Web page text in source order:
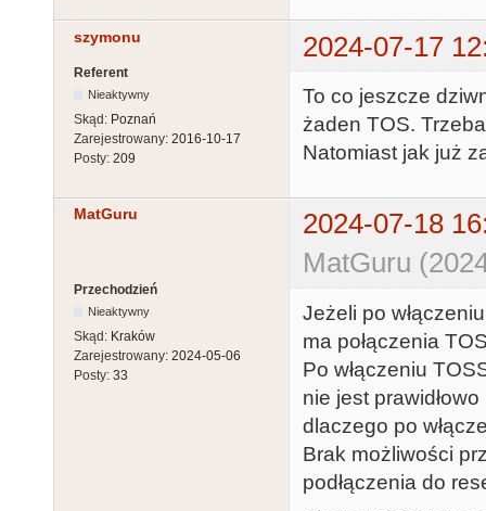
szymonu 2024-07-17
Referent
Nieaktywny
Skąd: Poznań
Zarejestrowany: 2016-10-17
Posty: 209
To co jeszcze
żaden TOS.
Natomiast jak już
MatGuru
2024-07-18
MatGuru
Przechodzień
Nieaktywny
Skąd: Kraków
Zarejestrowany: 2024-05-06
Posty: 33
Jeżeli po
ma połączenia
Po włączeniu
nie jest
dlaczego po
Brak możliwości
podłączenia do